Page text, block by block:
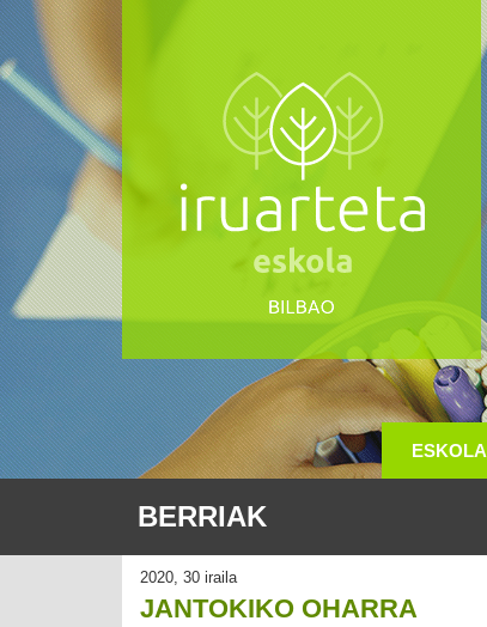
ESKOLA
BERRIAK
2020, 30 iraila
JANTOKIKO OHARRA